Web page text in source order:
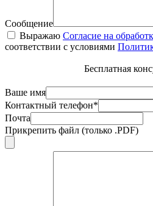
Сообщение
Выражаю Согласие на
соответствии с условиями
Бесплатная
Ваше имя
Контактный телефон*
Почта
Прикрепить файл (только .PDF)